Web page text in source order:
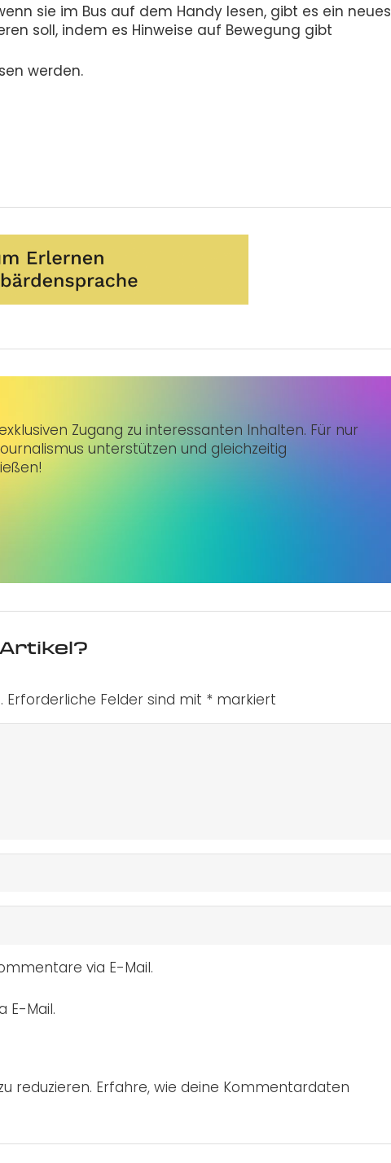
sie im Bus auf dem Handy lesen, gibt es ein neues
soll, indem es Hinweise auf Bewegung gibt
werden.
Zugang zu interessanten Inhalten. Für nur
unterstützen und gleichzeitig
Erforderliche Felder sind mit * markiert
via E-Mail.
E-Mail.
reduzieren. Erfahre, wie deine Kommentardaten